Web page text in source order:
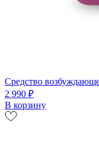
Средство
2 990 ₽
В корзину